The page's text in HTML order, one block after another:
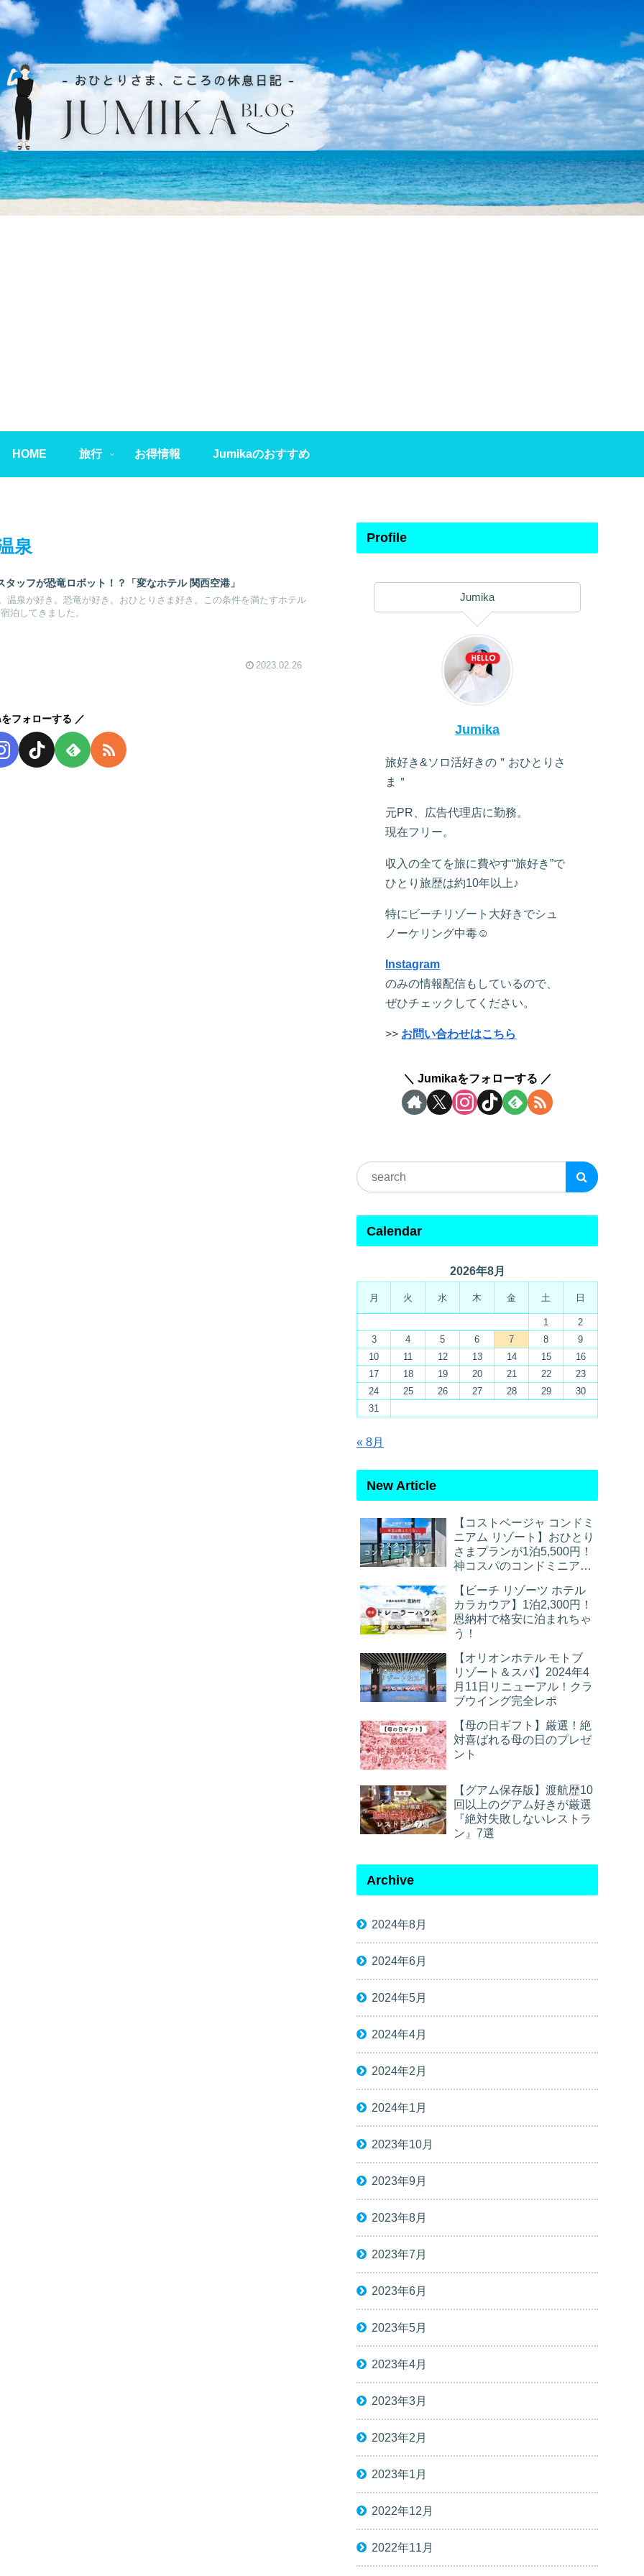
HOME 旅行 お得情報 Jumikaのおすすめ
泉
ッフが恐竜ロボット！？「変なホテル 関西空港」
温泉が好き。恐竜が好き。おひとりさま好き。この条件を満たすホテル
泊してきました。
2023.02.26
フォローする
Profile
Jumika
Jumika
旅好き&ソロ活好きの＂おひとりさ
ま＂
元PR、広告代理店に勤務。
現在フリー。
収入の全てを旅に費やす“旅好き”で
ひとり旅歴は約10年以上♪
特にビーチリゾート大好きでシュ
ノーケリング中毒☺︎
Instagram
のみの情報配信もしているので、
ぜひチェックしてください。
>> お問い合わせはこちら
Jumikaをフォローする
Calendar
2026年8月
月 火 水 木 金 土 日
1
2
3
4 5 6 7 8
9
10
11 12 13 14 15
16
17
18 19 20 21 22
23
24
25 26 27 28 29
30
31
« 8月
New Article
【コストベージャ コンドミ
ニアム リゾート】おひとり
さまプランが1泊5,500円！
神コスパのコンドミニアム
【ビーチ リゾーツ ホテル
カラカウア】1泊2,300円！
恩納村で格安に泊まれちゃ
う！
【オリオンホテル モトブ
リゾート＆スパ】2024年4
月11日リニューアル！クラ
ブウイング完全レポ
【母の日ギフト】厳選！絶
対喜ばれる母の日のプレゼ
ント
【グアム保存版】渡航歴10
回以上のグアム好きが厳選
『絶対失敗しないレストラ
ン』7選
Archive
2024年8月
2024年6月
2024年5月
2024年4月
2024年2月
2024年1月
2023年10月
2023年9月
2023年8月
2023年7月
2023年6月
2023年5月
2023年4月
2023年3月
2023年2月
2023年1月
2022年12月
2022年11月